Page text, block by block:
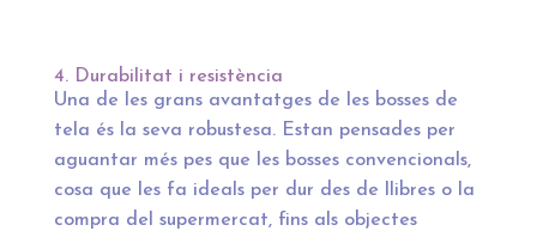
4. Durabilitat i resistència
Una de les grans avantatges de les bosses de
tela és la seva robustesa. Estan pensades per
aguantar més pes que les bosses convencionals,
cosa que les fa ideals per dur des de llibres o la
compra del supermercat, fins als objectes